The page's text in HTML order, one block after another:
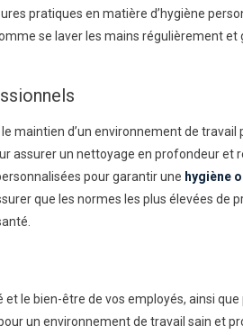
pratiques en matière d’hygiène
se laver les mains régulièrement et
maintien d’un environnement de travail
assurer un nettoyage en profondeur et
pour garantir une hygiène
que les normes les plus élevées de
le bien-être de vos employés, ainsi que
un environnement de travail sain et